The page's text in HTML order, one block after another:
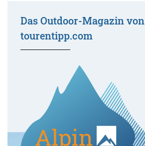
Das Outdoor-Magazin von
tourentipp.com